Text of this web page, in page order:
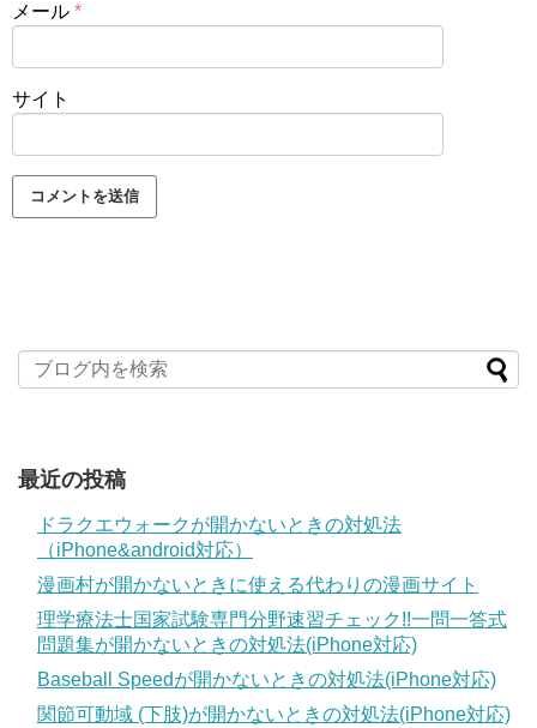
メール *
サイト
最近の投稿
ドラクエウォークが開かないときの対処法
（iPhone&android対応）
漫画村が開かないときに使える代わりの漫画サイト
理学療法士国家試験専門分野速習チェック!!一問一答式
問題集が開かないときの対処法(iPhone対応)
Baseball Speedが開かないときの対処法(iPhone対応)
関節可動域 (下肢)が開かないときの対処法(iPhone対応)